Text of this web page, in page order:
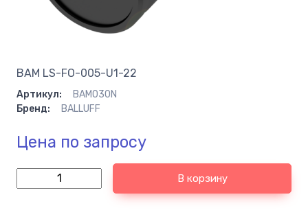
BAM LS-FO-005-U1-22
Артикул:
BAM030N
Бренд:
BALLUFF
Цена по запросу
В корзину